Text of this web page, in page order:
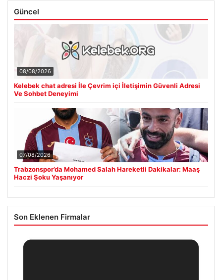
Güncel
08/08/2026
Kelebek chat adresi İle Çevrim içi İletişimin Güvenli Adresi
Ve Sohbet Deneyimi
07/08/2026
Trabzonspor’da Mohamed Salah Hareketli Dakikalar: Maaş
Haczi Şoku Yaşanıyor
Son Eklenen Firmalar